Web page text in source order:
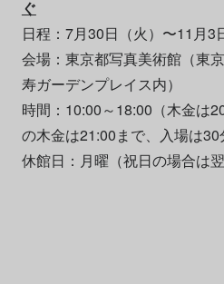
ぐ
日程：7月30日（火）〜11月3
会場：東京都写真美術館（東
寿ガーデンプレイス内）
時間：10:00～18:00（木金は
の木金は21:00まで、入場は30
休館日：月曜（祝日の場合は翌